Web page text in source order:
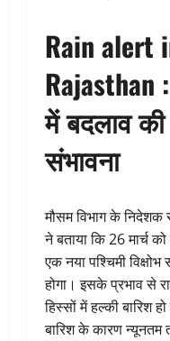
Rain alert
Rajasthan
में बदलाव की
संभावना
मौसम विभाग के निदेशक
ने बताया कि 26 मार्च
एक नया पश्चिमी
होगा। इसके प्रभाव से
हिस्सों में हल्की बारिश
बारिश के कारण न्यूनतम